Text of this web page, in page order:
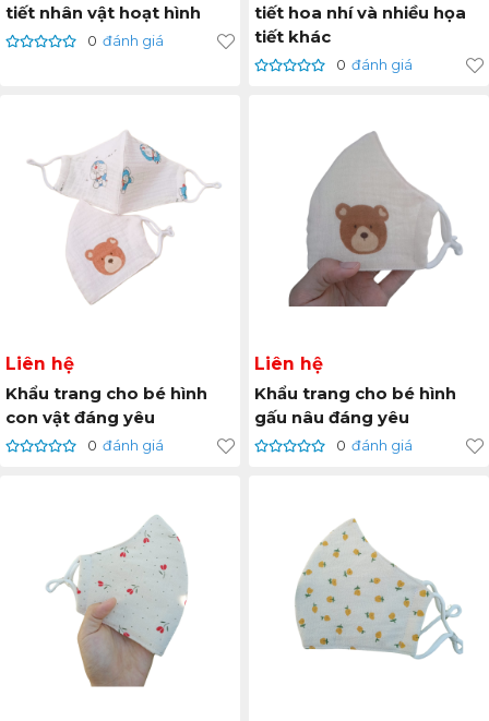
tiết nhân vật hoạt hình
0 đánh giá
tiết hoa nhí và nhiều họa
tiết khác
0 đánh giá
Liên hệ
Khẩu trang cho bé hình
con vật đáng yêu
0 đánh giá
Liên hệ
Khẩu trang cho bé hình
gấu nâu đáng yêu
0 đánh giá